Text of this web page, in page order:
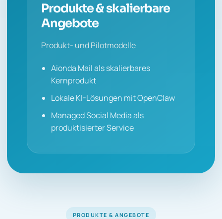
Produkte & skalierbare
Angebote
Produkt- und Pilotmodelle
Aionda Mail als skalierbares
Kernprodukt
Lokale KI-Lösungen mit OpenClaw
Managed Social Media als
produktisierter Service
PRODUKTE & ANGEBOTE